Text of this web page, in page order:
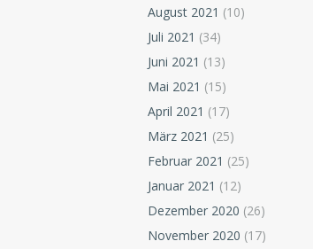
August 2021 (10)
Juli 2021 (34)
Juni 2021 (13)
Mai 2021 (15)
April 2021 (17)
März 2021 (25)
Februar 2021 (25)
Januar 2021 (12)
Dezember 2020 (26)
November 2020 (17)